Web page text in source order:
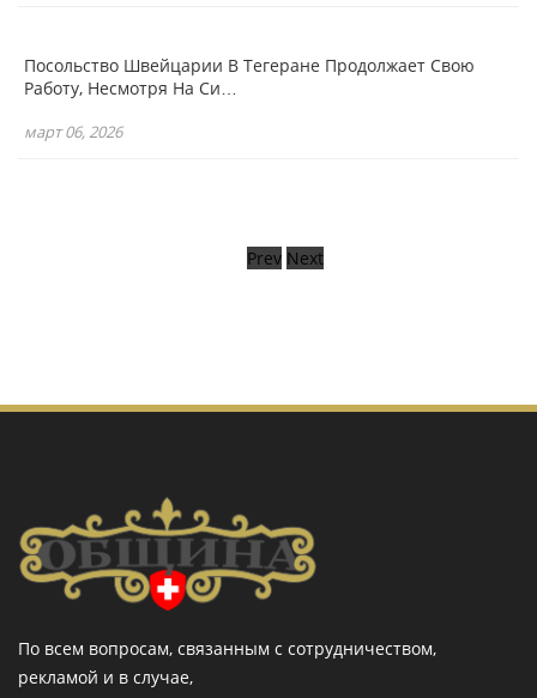
Prev Next
Посольство Швейцарии В Тегеране Продолжает Свою
Работу, Несмотря На Си…
март 06, 2026
По всем вопросам, связанным с сотрудничеством,
рекламой и в случае,